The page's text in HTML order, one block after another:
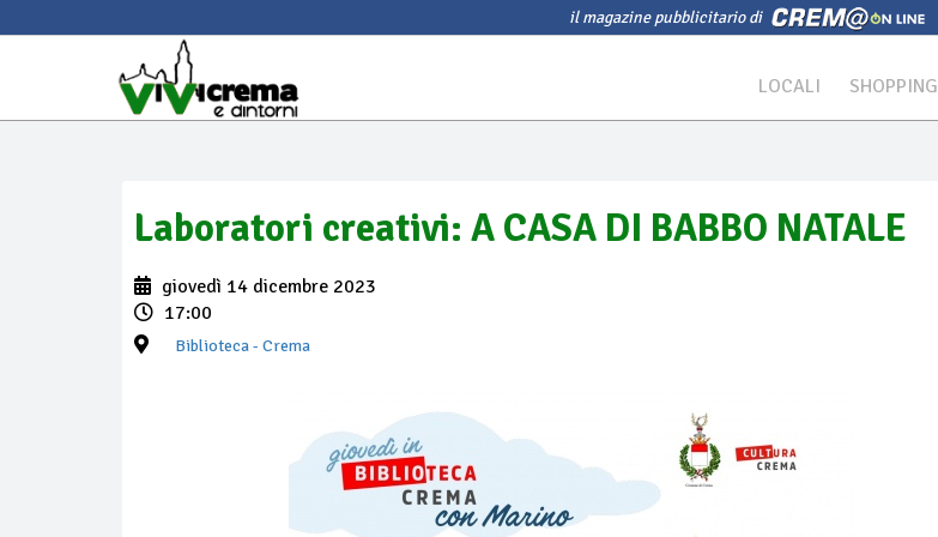
il magazine pubblicitario di
LOCALI SHOPPING
Laboratori creativi: A CASA DI BABBO NATALE
giovedì 14 dicembre 2023
17:00
Biblioteca- Crema